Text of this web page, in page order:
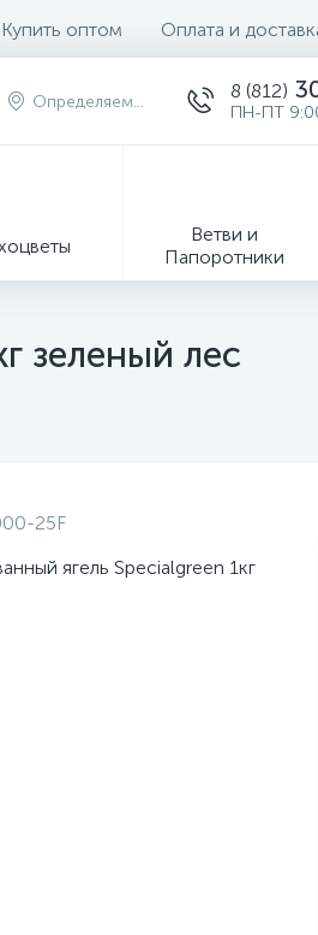
Купить оптом Оплата и
Определяем... 8 (812)
ПН-ПТ
Ветви и
Папоротники
зеленый лес
25F
ягель Specialgreen 1кг